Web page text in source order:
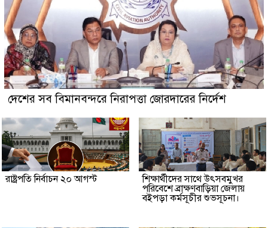
দেশের সব বিমানবন্দরে নিরাপত্তা জোরদারের নির্দেশ
রাষ্ট্রপতি নির্বাচন ২০ আগস্ট
শিক্ষার্থীদের সাথে উৎসবমুখর
পরিবেশে ব্রাক্ষণবাড়িয়া জেলায়
বইপড়া কর্মসূচীর শুভসূচনা।